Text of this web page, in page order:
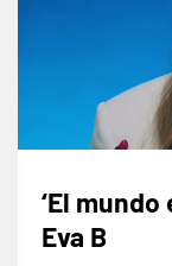
‘El
Eva B